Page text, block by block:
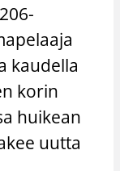
kaudella
korin
huikean
uutta